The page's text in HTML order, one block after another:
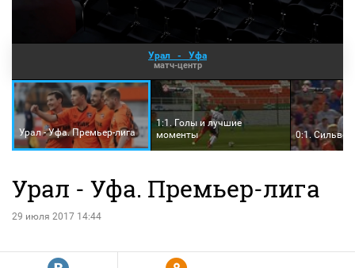
Урал - Уфа
матч-центр
Урал - Уфа. Премьер-лига
1:1. Голы и лучшие
моменты
0:1.
Урал - Уфа. Премьер-лига
29 июля 2017 14:44